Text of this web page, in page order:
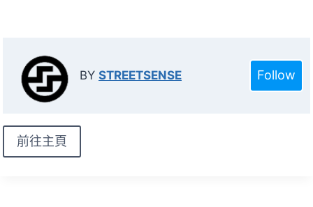
BY STREETSENSE Follow
前往主頁